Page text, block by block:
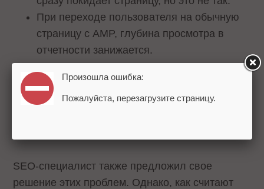
При переходе пользователя на обычную
страницу с AMP, глубина просмотра в
отчетности занижается.
Посетители, переходящие на AM-
страницы из результатов поиска, а затем
переходящие на другую страницу,
SEO-специалист также предложил свое
решение этих проблем. Однако, как считают
Произошла ошибка:
Пожалуйста, перезагрузите страницу.